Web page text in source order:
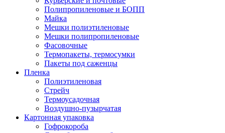
Полипропиленовые и БОПП
Майка
Мешки полиэтиленовые
Мешки полипропиленовые
Фасовочные
Термопакеты, термосумки
Пакеты под саженцы
Пленка
Полиэтиленовая
Стрейч
Термоусадочная
Воздушно-пузырчатая
Картонная упаковка
Гофрокороба